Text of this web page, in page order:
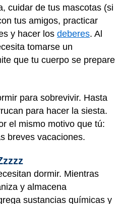
cuidar de tus mascotas (si
tus amigos, practicar
y hacer los deberes. Al
tomarse un
que tu cuerpo se prepare
para sobrevivir. Hasta
para hacer la siesta.
el mismo motivo que tú:
breves vacaciones.
dormir. Mientras
y almacena
sustancias químicas y